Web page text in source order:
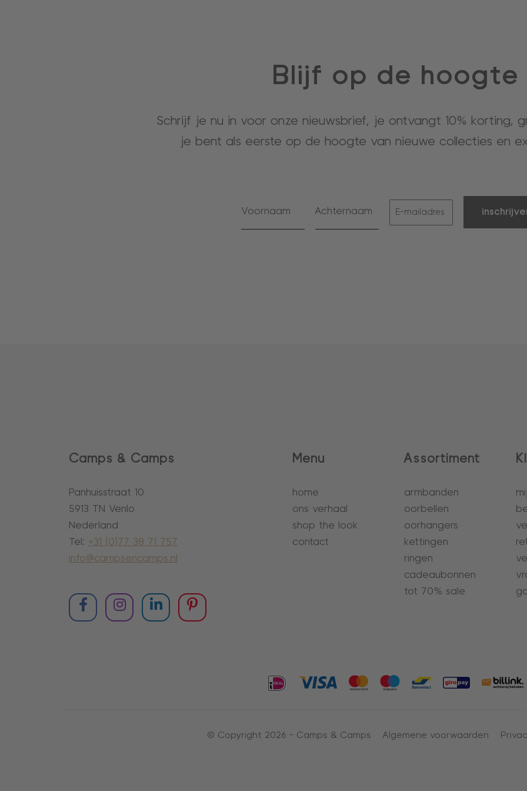
Blijf op de hoogte
Schrijf je nu in voor onze nieuwsbrief, je ontvangt 10% korting,
je bent als eerste op de hoogte van nieuwe collecties en
Camps & Camps
Panhuisstraat 10
5913 TN Venlo
Nederland
Tel: +31 (0)77 38 71 757
info@campsencamps.nl
Menu
home
ons verhaal
shop the look
contact
Assortiment
armbanden
oorbellen
oorhangers
kettingen
ringen
cadeaubonnen
tot 70% sale
© Copyright 2026 - Camps & Camps Algemene voorwaarden